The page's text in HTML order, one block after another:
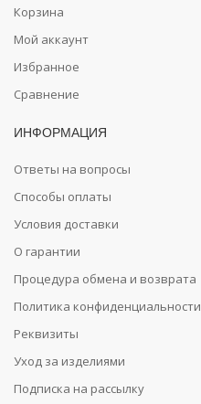
Корзина
Мой аккаунт
Избранное
Сравнение
ИНФОРМАЦИЯ
Ответы на вопросы
Способы оплаты
Условия доставки
О гарантии
Процедура обмена и возврата
Политика конфиденциальности
Реквизиты
Уход за изделиями
Подписка на рассылку